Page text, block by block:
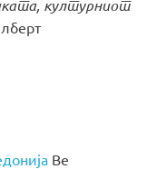
културниот
Ве